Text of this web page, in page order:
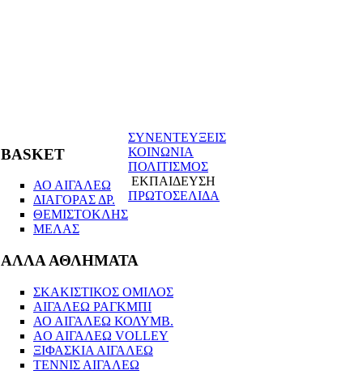
BASKET
ΑΟ ΑΙΓΑΛΕΩ
ΔΙΑΓΟΡΑΣ ΔΡ.
ΘΕΜΙΣΤΟΚΛΗΣ
ΜΕΛΑΣ
ΑΛΛΑ ΑΘΛΗΜΑΤΑ
ΣΚΑΚΙΣΤΙΚΟΣ ΟΜΙΛΟΣ
ΑΙΓΑΛΕΩ ΡΑΓΚΜΠΙ
ΑΟ ΑΙΓΑΛΕΩ ΚΟΛΥΜΒ.
AO AIΓΑΛΕΩ VOLLEY
ΞΙΦΑΣΚΙΑ ΑΙΓΑΛΕΩ
ΤΕΝΝΙΣ ΑΙΓΑΛΕΩ
ΣΥΝΕΝΤΕΥΞΕΙΣ
ΚΟΙΝΩΝΙΑ
ΠΟΛΙΤΙΣΜΟΣ
ΕΚΠΑΙΔΕΥΣΗ
ΠΡΩΤΟΣΕΛΙΔΑ